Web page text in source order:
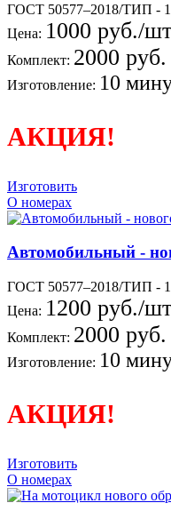
ГОСТ 50577–2018/ТИП -
Цена: 1000 руб./
Комплект: 2000 руб.
Изготовление: 10
АКЦИЯ!
Изготовить
О номерах
Автомобильный -
ГОСТ 50577–2018/ТИП -
Цена: 1200 руб./
Комплект: 2000 руб.
Изготовление: 10
АКЦИЯ!
Изготовить
О номерах